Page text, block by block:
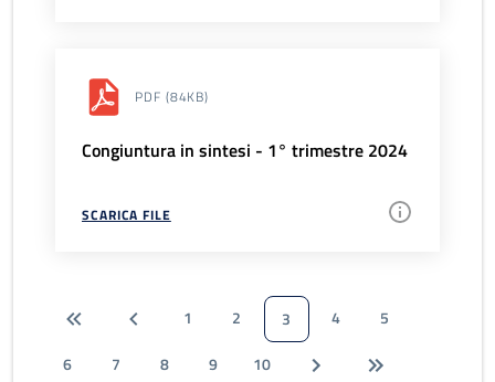
PDF (84KB)
Congiuntura in sintesi - 1° trimestre 2024
SCARICA FILE
1 2 3 4
5
6
7 8 9 10